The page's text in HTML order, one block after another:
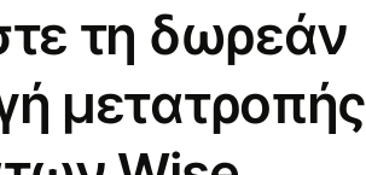
τη δωρεάν
μετατροπής